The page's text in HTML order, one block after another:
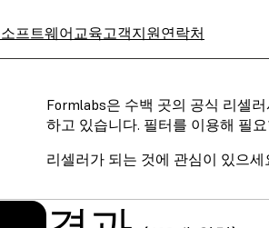
소프트웨어교육고객지원연락처
Formlabs은 수백 곳의 공식 리셀
하고 있습니다. 필터를 이용해 필
리셀러가 되는 것에 관심이 있으세